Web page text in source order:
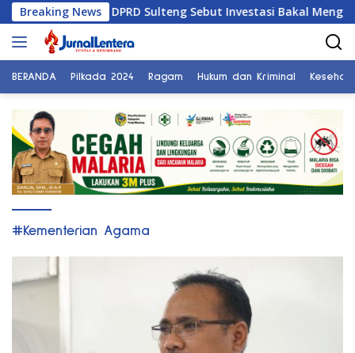
Langsung
ke
konten
Breaking News
Tiongkok, DPRD Sulteng Sebut Investasi Bakal Mengalir
BERANDA Pilkada 2024 Ragam Hukum dan Kriminal
#Kementerian Agama